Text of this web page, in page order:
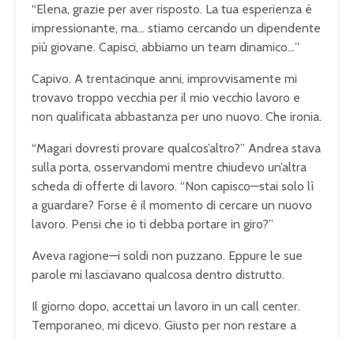
“Elena, grazie per aver risposto. La tua esperienza è
impressionante, ma… stiamo cercando un dipendente
più giovane. Capisci, abbiamo un team dinamico…”
Capivo. A trentacinque anni, improvvisamente mi
trovavo troppo vecchia per il mio vecchio lavoro e
non qualificata abbastanza per uno nuovo. Che ironia.
“Magari dovresti provare qualcos’altro?” Andrea stava
sulla porta, osservandomi mentre chiudevo un’altra
scheda di offerte di lavoro. “Non capisco—stai solo lì
a guardare? Forse è il momento di cercare un nuovo
lavoro. Pensi che io ti debba portare in giro?”
Aveva ragione—i soldi non puzzano. Eppure le sue
parole mi lasciavano qualcosa dentro distrutto.
Il giorno dopo, accettai un lavoro in un call center.
Temporaneo, mi dicevo. Giusto per non restare a